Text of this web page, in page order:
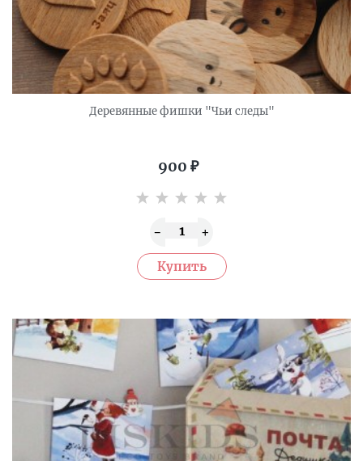
Деревянные фишки "Чьи следы"
900 ₽